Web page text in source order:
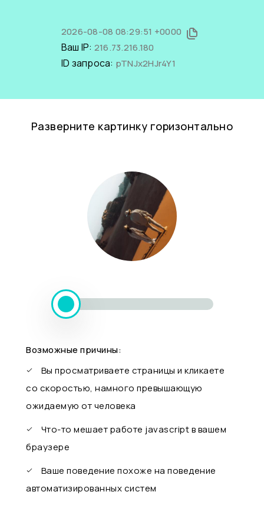
2026-08-08 08:29:51 +0000
Ваш IP: 216.73.216.180
ID запроса: pTNJx2HJr4Y1
Разверните картинку горизонтально
Возможные причины:
Вы просматриваете страницы и кликаете
со скоростью, намного превышающую
ожидаемую от человека
Что-то мешает работе javascript в вашем
браузере
Ваше поведение похоже на поведение
автоматизированных систем